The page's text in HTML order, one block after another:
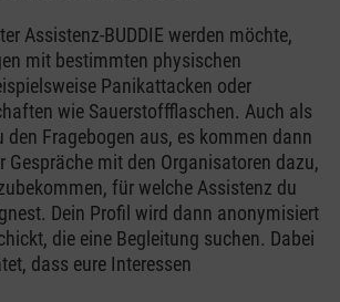
Assistenz-BUDDIE werden möchte,
mit bestimmten physischen
Panikattacken oder
wie Sauerstoffflaschen. Auch als
Fragebogen aus, es kommen dann
Gespräche mit den Organisatoren dazu,
für welche Assistenz du
Dein Profil wird dann anonymisiert
die eine Begleitung suchen. Dabei
dass eure Interessen